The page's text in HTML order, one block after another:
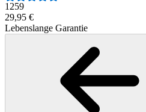
1259
29,95 €
Lebenslange Garantie